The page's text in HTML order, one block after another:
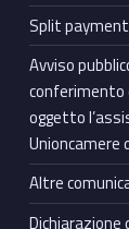
Split payment
Avviso
conferimento
oggetto
Unioncamere
Altre
Dichiarazione